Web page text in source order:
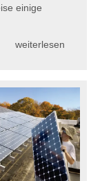
einige
weiterlesen